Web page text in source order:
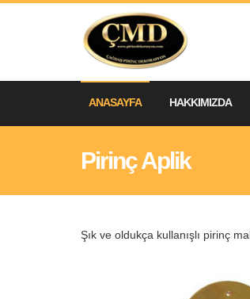
ANASAYFA HAKKIMIZDA
Pirinç Aplik
Şık ve oldukça kullanışlı pirinç